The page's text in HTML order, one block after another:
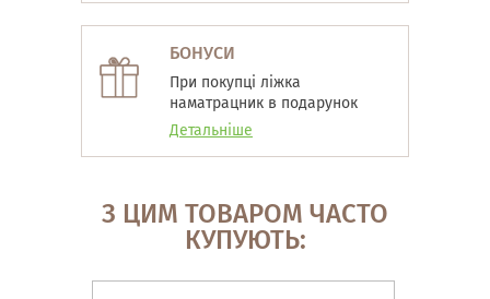
БОНУСИ
При покупці ліжка
наматрацник в подарунок
Детальніше
З ЦИМ ТОВАРОМ ЧАСТО
КУПУЮТЬ: